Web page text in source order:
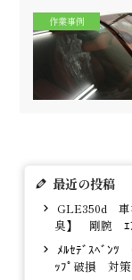
作業事例
最近の投稿
GLE350d
臭】 剛腕 ｴ
ﾒﾙｾﾃﾞｽﾍﾞﾝﾂ
ｯﾌﾟ破損 対